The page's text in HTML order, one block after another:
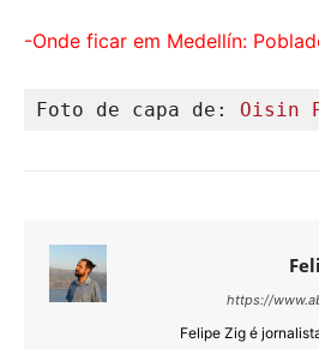
-Onde ficar em Medellín:
Foto de capa de: Oisin
https://
Felipe Zig é